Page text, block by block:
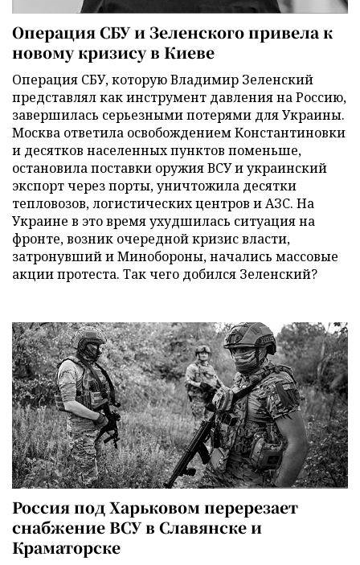
Операция СБУ и Зеленского привела к
новому кризису в Киеве
Операция СБУ, которую Владимир Зеленский
представлял как инструмент давления на Россию,
завершилась серьезными потерями для Украины.
Москва ответила освобождением Константиновки
и десятков населенных пунктов поменьше,
остановила поставки оружия ВСУ и украинский
экспорт через порты, уничтожила десятки
тепловозов, логистических центров и АЗС. На
Украине в это время ухудшилась ситуация на
фронте, возник очередной кризис власти,
затронувший и Минобороны, начались массовые
акции протеста. Так чего добился Зеленский?
Россия под Харьковом перерезает
снабжение ВСУ в Славянске и
Краматорске